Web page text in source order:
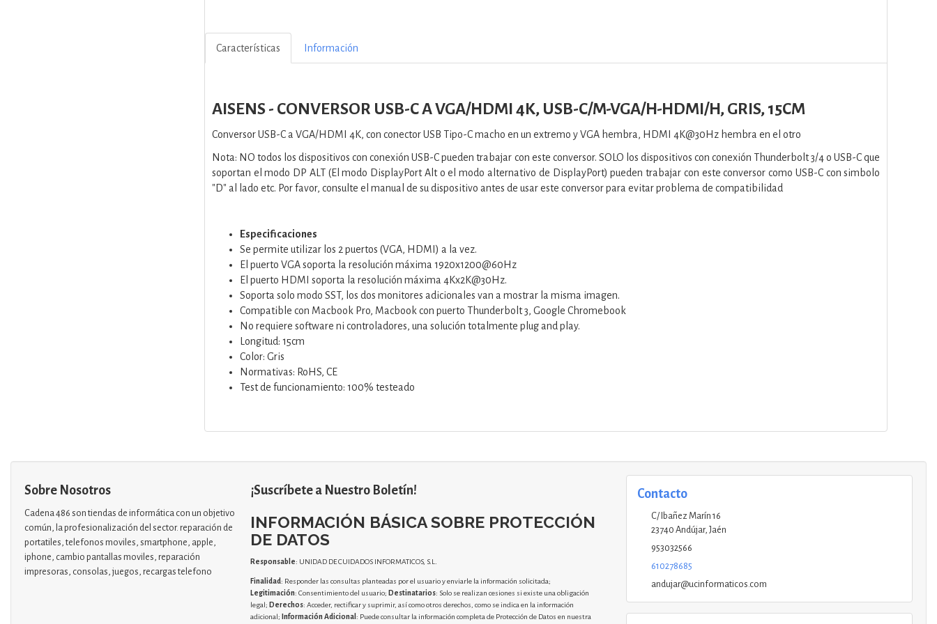
Características Información
AISENS - CONVERSOR USB-C A VGA/HDMI 4K, USB-C/M-VGA/H-HDMI/H, GRIS, 15CM
Conversor USB-C a VGA/HDMI 4K, con conector USB Tipo-C macho en un extremo y VGA hembra, HDMI 4K@30Hz hembra en el otro
Nota: NO todos los dispositivos con conexión USB-C pueden trabajar con este conversor. SOLO los dispositivos con conexión Thunderbolt 3/4 o USB-C que
soportan el modo DP ALT (El modo DisplayPort Alt o el modo alternativo de DisplayPort) pueden trabajar con este conversor como USB-C con simbolo
"D" al lado etc. Por favor, consulte el manual de su dispositivo antes de usar este conversor para evitar problema de compatibilidad
Especificaciones
Se permite utilizar los 2 puertos (VGA, HDMI) a la vez.
El puerto VGA soporta la resolución máxima 1920x1200@60Hz
El puerto HDMI soporta la resolución máxima 4Kx2K@30Hz.
Soporta solo modo SST, los dos monitores adicionales van a mostrar la misma imagen.
Compatible con Macbook Pro, Macbook con puerto Thunderbolt 3, Google Chromebook
No requiere software ni controladores, una solución totalmente plug and play.
Longitud: 15cm
Color: Gris
Normativas: RoHS, CE
Test de funcionamiento: 100% testeado
Sobre Nosotros
Cadena 486 son tiendas de informática con un objetivo
común, la profesionalización del sector. reparación de
portatiles, telefonos moviles, smartphone, apple,
iphone, cambio pantallas moviles, reparación
impresoras, consolas, juegos, recargas telefono
¡Suscríbete a Nuestro Boletín!
INFORMACIÓN BÁSICA SOBRE PROTECCIÓN
DE DATOS
Responsable: UNIDAD DE CUIDADOS INFORMATICOS, S.L.
Finalidad: Responder las consultas planteadas por el usuario y enviarle la información solicitada;
Legitimación: Consentimiento del usuario; Destinatarios: Solo se realizan cesiones si existe una obligación
legal; Derechos: Acceder, rectificar y suprimir, así como otros derechos, como se indica en la información
adicional; Información Adicional : Puede consultar la información completa de Protección de Datos en nuestra
Contacto
C/ Ibañez Marín 16
23740 Andújar, Jaén
953032566
610278685
andujar@ucinformaticos.com